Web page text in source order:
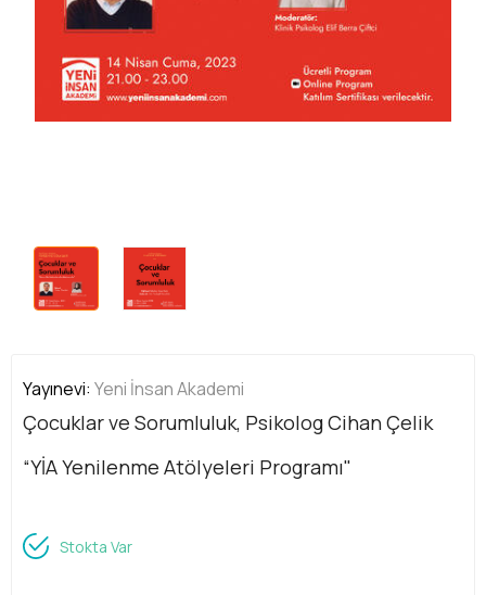
Yayınevi: Yeni İnsan Akademi
Çocuklar ve Sorumluluk, Psikolog Cihan Çelik
“YİA Yenilenme Atölyeleri Programı"
Stokta Var